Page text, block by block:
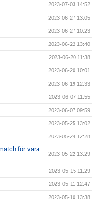
2023-07-03 14:52
2023-06-27 13:05
2023-06-27 10:23
2023-06-22 13:40
2023-06-20 11:38
2023-06-20 10:01
2023-06-19 12:33
2023-06-07 11:55
2023-06-07 09:59
2023-05-25 13:02
2023-05-24 12:28
för våra
2023-05-22 13:29
2023-05-15 11:29
2023-05-11 12:47
2023-05-10 13:38